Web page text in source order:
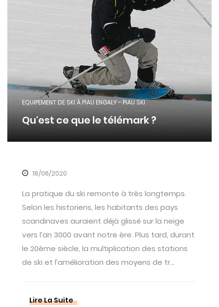
EQUIPEMENT DE SKI À PIAU ENGALY - PIAU SKI
Qu'est ce que le télémark ?
18/06/2020
La pratique du ski remonte à très longtemps.
Selon les historiens, les habitants des pays
scandinaves auraient déjà glissé sur la neige
vers l’an 3000 avant notre ère. Plus tard, durant
le 20ème siècle, la multiplication des stations
de ski et l’amélioration des moyens de tr...
Lire La Suite